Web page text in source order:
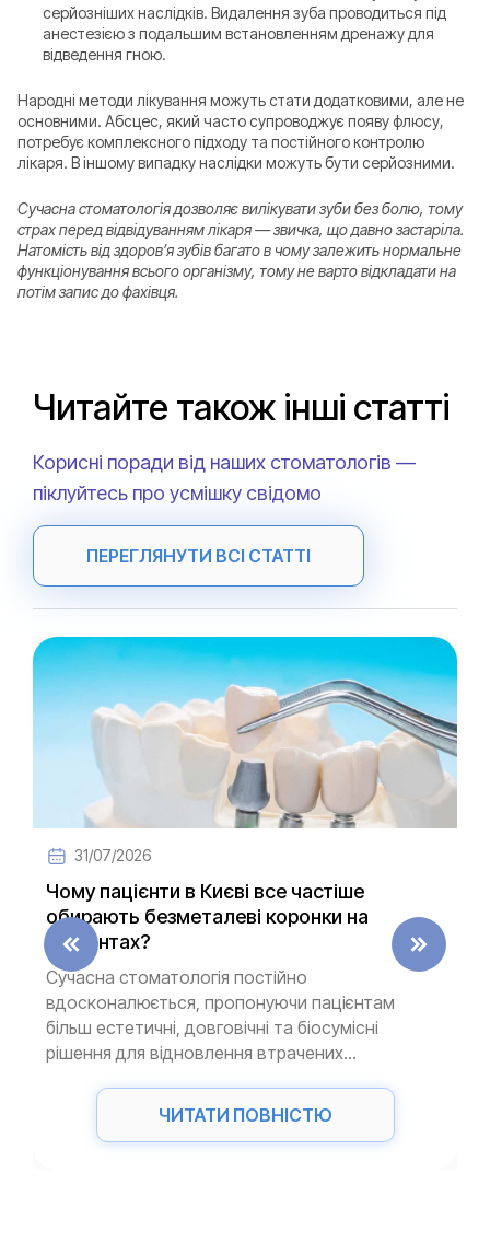
серйозніших наслідків. Видалення зуба проводиться під
анестезією з подальшим встановленням дренажу для
відведення гною.
Народні методи лікування можуть стати додатковими, але не
основними. Абсцес, який часто супроводжує появу флюсу,
потребує комплексного підходу та постійного контролю
лікаря. В іншому випадку наслідки можуть бути серйозними.
Сучасна стоматологія дозволяє вилікувати зуби без болю, тому
страх перед відвідуванням лікаря — звичка, що давно застаріла.
Натомість від здоров’я зубів багато в чому залежить нормальне
функціонування всього організму, тому не варто відкладати на
потім запис до фахівця.
Читайте також інші статті
Корисні поради від наших стоматологів —
піклуйтесь про усмішку свідомо
ПЕРЕГЛЯНУТИ ВСІ СТАТТІ
31/07/2026
Чому пацієнти в Києві все частіше
обирають безметалеві коронки на
імплантах?
Сучасна стоматологія постійно
вдосконалюється, пропонуючи пацієнтам
більш естетичні, довговічні та біосумісні
рішення для відновлення втрачених...
ЧИТАТИ ПОВНІСТЮ